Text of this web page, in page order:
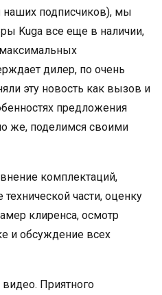
наших подписчиков), мы
Kuga все еще в наличии,
дилер, по очень
эту новость как вызов и
предложения
же, поделимся своими
комплектаций,
части, оценку
клиренса, осмотр
и обсуждение всех
Приятного